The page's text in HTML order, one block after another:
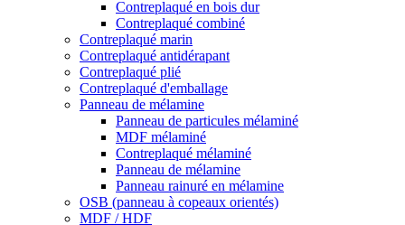
Contreplaqué en bois dur
Contreplaqué combiné
Contreplaqué marin
Contreplaqué antidérapant
Contreplaqué plié
Contreplaqué d'emballage
Panneau de mélamine
Panneau de particules mélaminé
MDF mélaminé
Contreplaqué mélaminé
Panneau de mélamine
Panneau rainuré en mélamine
OSB (panneau à copeaux orientés)
MDF / HDF